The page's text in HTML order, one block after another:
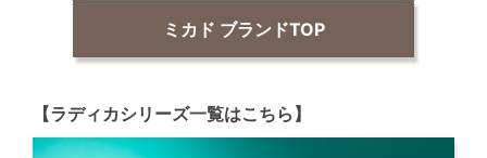
ミカド ブランドTOP
【ラディカシリーズ一覧はこちら】